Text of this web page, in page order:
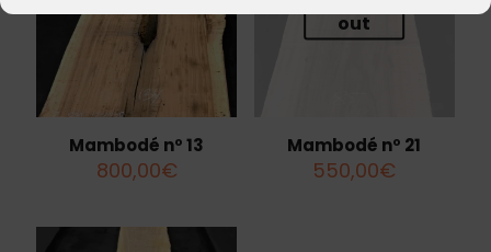
Mambodé nº 13
800,00€
Sold
out
Mambodé nº 21
550,00€